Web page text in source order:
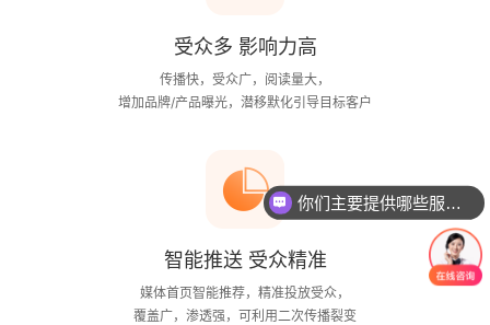
受众多 影响力高
传播快，受众广，阅读量大，
增加品牌/产品曝光，潜移默化引导目标客户
智能推送 受众精准
媒体首页智能推荐，精准投放受众，
覆盖广，渗透强，可利用二次传播裂变
你们主要提供哪些服务？可以根据需求定制吗？
一个网站/小程序/系统的价格是怎么计算的？